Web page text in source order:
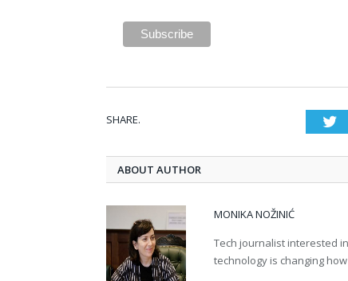
SHARE.
ABOUT AUTHOR
MONIKA NOŽINIĆ
Tech journalist interested
technology is changing